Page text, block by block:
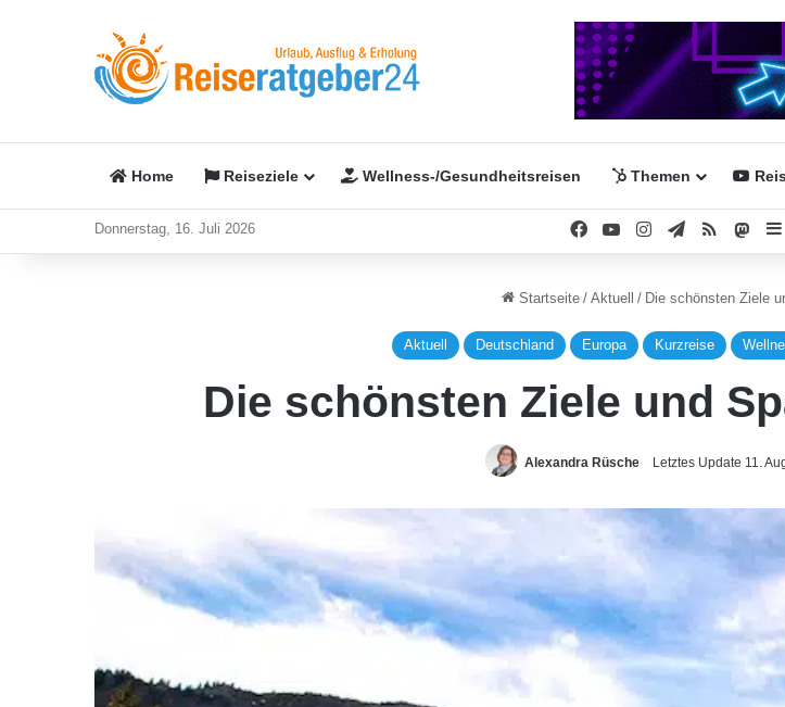
Home Reiseziele Wellness-/Gesundheitsreisen Themen
Donnerstag, 16. Juli 2026 FacebookYouTubeInstagramTelegram
RSS
Startseite / Aktuell / Die schönsten Ziele
Aktuell Deutschland Europa Kurzreise
Die schönsten Ziele und
Alexandra Rüsche Letztes Update 11.